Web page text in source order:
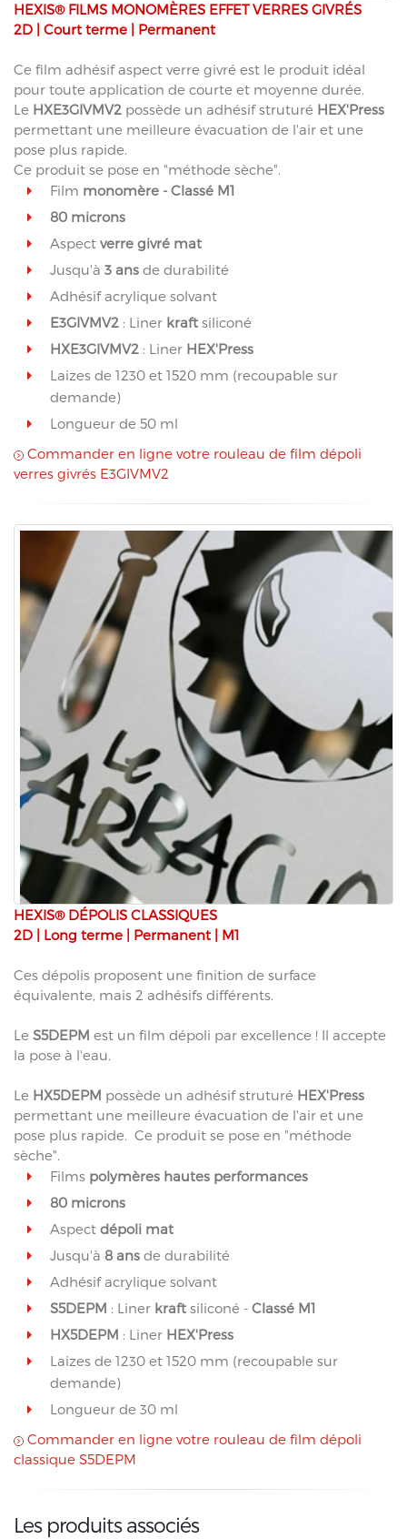
HEXIS® FILMS MONOMÈRES EFFET VERRES GIVRÉS
2D | Court terme | Permanent
Ce film adhésif aspect verre givré est le produit idéal
pour toute application de courte et moyenne durée.
Le HXE3GIVMV2 possède un adhésif struturé HEX'Press
permettant une meilleure évacuation de l'air et une
pose plus rapide.
Ce produit se pose en "méthode sèche".
Film monomère - Classé M1
80 microns
Aspect verre givré mat
Jusqu'à 3 ans de durabilité
Adhésif acrylique solvant
E3GIVMV2 : Liner kraft siliconé
HXE3GIVMV2 : Liner HEX'Press
Laizes de 1230 et 1520 mm (recoupable sur
demande)
Longueur de 50 ml
Commander en ligne votre rouleau de film dépoli
verres givrés E3GIVMV2
HEXIS® DÉPOLIS CLASSIQUES
2D | Long terme | Permanent | M1
Ces dépolis proposent une finition de surface
équivalente, mais 2 adhésifs différents.
Le S5DEPM est un film dépoli par excellence ! Il accepte
la pose à l'eau.
Le HX5DEPM possède un adhésif struturé HEX'Press
permettant une meilleure évacuation de l'air et une
pose plus rapide. Ce produit se pose en "méthode
sèche".
Films polymères hautes performances
80 microns
Aspect dépoli mat
Jusqu'à 8 ans de durabilité
Adhésif acrylique solvant
S5DEPM : Liner kraft siliconé - Classé M1
HX5DEPM : Liner HEX'Press
Laizes de 1230 et 1520 mm (recoupable sur
demande)
Longueur de 30 ml
Commander en ligne votre rouleau de film dépoli
classique S5DEPM
Les produits associés